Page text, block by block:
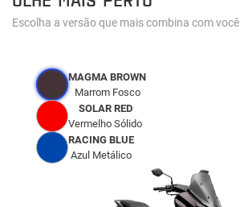
Escolha a versão que mais combina com você
MAGMA BROWN
Marrom Fosco
SOLAR RED
Vermelho Sólido
RACING BLUE
Azul Metálico